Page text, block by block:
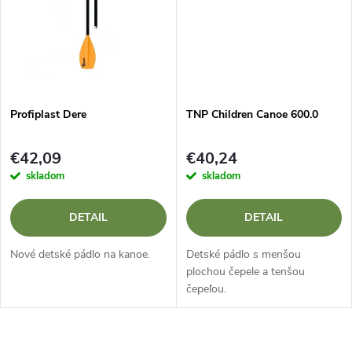
v
v
Profiplast Dere
€42,09
skladom
DETAIL
Nové detské pádlo na kanoe.
TNP Children Canoe 600.0
€40,24
skladom
DETAIL
Detské pádlo s menšou
plochou čepele a tenšou
čepeľou.